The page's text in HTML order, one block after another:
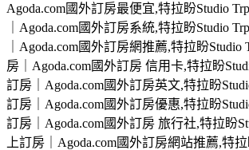
Agoda.com國外訂房最便宜,特拉盼Studio
｜Agoda.com國外訂房系統,特拉盼Studio
｜Agoda.com國外訂房網推薦,特拉盼Studio
房｜Agoda.com國外訂房 信用卡,特拉盼
訂房｜Agoda.com國外訂房英文,特拉盼
訂房｜Agoda.com國外訂房優惠,特拉盼
訂房｜Agoda.com國外訂房 旅行社,特拉盼
上訂房｜Agoda.com國外訂房網站推薦,特拉